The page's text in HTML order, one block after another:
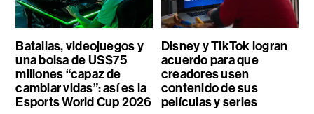
Batallas, videojuegos y
una bolsa de US$75
millones “capaz de
cambiar vidas”: así es la
Esports World Cup 2026
Disney y TikTok logran
acuerdo para que
creadores usen
contenido de sus
películas y series